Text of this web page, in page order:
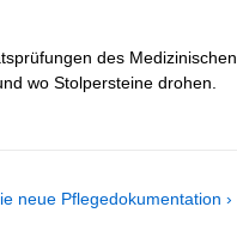
des Medizinischen
wo Stolpersteine drohen.
neue Pflegedokumentation ›